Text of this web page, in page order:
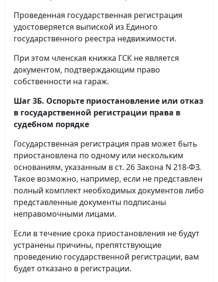
Проведенная государственная регистрация
удостоверяется выпиской из Единого
государственного реестра недвижимости.
При этом членская книжка ГСК не является
документом, подтверждающим право
собственности на гараж.
Шаг 3Б. Оспорьте приостановление или отказ
в государственной регистрации права в
судебном порядке
Государственная регистрация прав может быть
приостановлена по одному или нескольким
основаниям, указанным в ст. 26 Закона N 218-ФЗ.
Такое возможно, например, если не представлен
полный комплект необходимых документов либо
представленные документы подписаны
неправомочными лицами.
Если в течение срока приостановления не будут
устранены причины, препятствующие
проведению государственной регистрации, вам
будет отказано в регистрации.